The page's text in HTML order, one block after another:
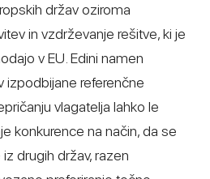
držav oziroma
in vzdrževanje rešitve, ki je
v EU. Edini namen
izpodbijane referenčne
vlagatelja lahko le
konkurence na način, da se
drugih držav, razen